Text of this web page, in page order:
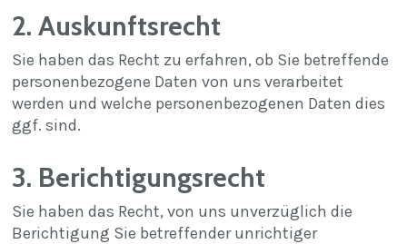
2. Auskunftsrecht
Sie haben das Recht zu erfahren, ob Sie betreffende
personenbezogene Daten von uns verarbeitet
werden und welche personenbezogenen Daten dies
ggf. sind.
3. Berichtigungsrecht
Sie haben das Recht, von uns unverzüglich die
Berichtigung Sie betreffender unrichtiger